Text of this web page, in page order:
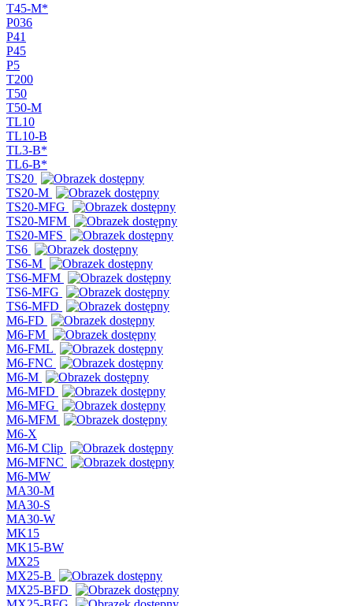
T45-M*
P036
P41
P45
P5
T200
T50
T50-M
TL10
TL10-B
TL3-B*
TL6-B*
TS20
TS20-M
TS20-MFG
TS20-MFM
TS20-MFS
TS6
TS6-M
TS6-MFM
TS6-MFG
TS6-MFD
M6-FD
M6-FM
M6-FML
M6-FNC
M6-M
M6-MFD
M6-MFG
M6-MFM
M6-X
M6-M Clip
M6-MFNC
M6-MW
MA30-M
MA30-S
MA30-W
MK15
MK15-BW
MX25
MX25-B
MX25-BFD